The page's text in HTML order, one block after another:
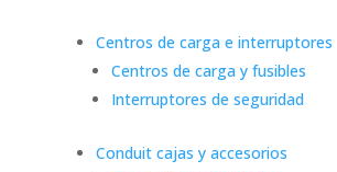
Centros de carga e interruptores
Centros de carga y fusibles
Interruptores de seguridad
Conduit cajas y accesorios